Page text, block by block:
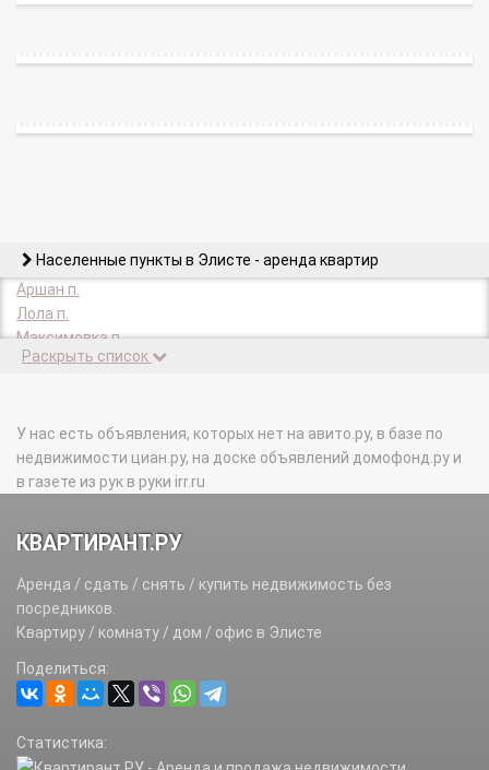
Населенные пункты в Элисте - аренда квартир
Аршан п.
Лола п.
Максимовка п.
Салын п.
Раскрыть список
У нас есть объявления, которых нет на авито.ру, в базе по
недвижимости циан.ру, на доске объявлений домофонд.ру и
в газете из рук в руки irr.ru
КВАРТИРАНТ.РУ
Аренда / сдать / снять / купить недвижимость без
посредников.
Квартиру / комнату / дом / офис в Элисте
Поделиться:
Статистика: